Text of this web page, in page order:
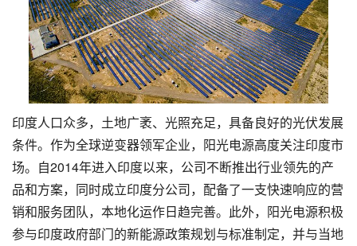
印度人口众多，土地广袤、光照充足，具备良好的光伏发展
条件。作为全球逆变器领军企业，阳光电源高度关注印度市
场。自2014年进入印度以来，公司不断推出行业领先的产
品和方案，同时成立印度分公司，配备了一支快速响应的营
销和服务团队，本地化运作日趋完善。此外，阳光电源积极
参与印度政府部门的新能源政策规划与标准制定，并与当地